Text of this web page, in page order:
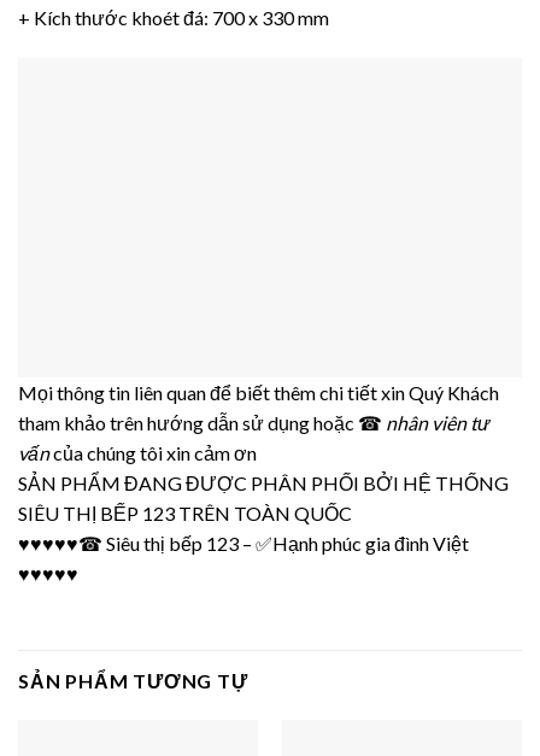
+ Kích thước khoét đá: 700 x 330 mm
Mọi thông tin liên quan để biết thêm chi tiết xin Quý Khách
tham khảo trên hướng dẫn sử dụng hoặc ☎ nhân viên tư
vấncủa chúng tôi xin cảm ơn
SẢN PHẨM ĐANG ĐƯỢC PHÂN PHỐI BỞI HỆ THỐNG
SIÊU THỊ BẾP 123 TRÊN TOÀN QUỐC
♥♥♥♥♥☎ Siêu thị bếp 123 – ✅Hạnh phúc gia đình Việt
♥♥♥♥♥
SẢN PHẨM TƯƠNG TỰ